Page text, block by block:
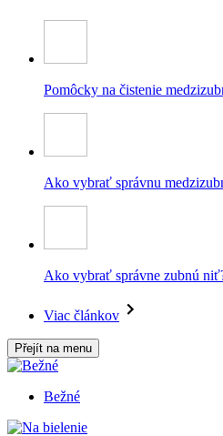
Pomôcky na čistenie
Ako vybrať správnu
Ako vybrať správne zubnú
Viac článkov
Přejít na menu
Bežné